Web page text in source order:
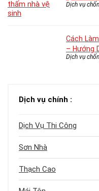
Dịch vụ
Cách
– Hướng
Dịch vụ
Dịch vụ chính :
Dịch Vụ Thi Công
Sơn Nhà
Thạch Cao